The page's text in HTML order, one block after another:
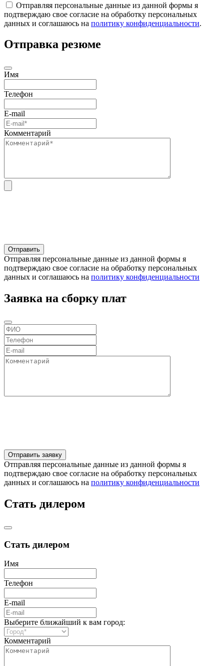
Отправляя персональные данные из данной формы я
подтверждаю свое согласие на обработку персональных
данных и соглашаюсь на политику конфиденциальности.
Отправка резюме
Имя
Телефон
E-mail
Комментарий
Отправляя персональные данные из данной формы я
подтверждаю свое согласие на обработку персональных
данных и соглашаюсь на политику конфиденциальности
Заявка на сборку плат
Отправляя персональные данные из данной формы я
подтверждаю свое согласие на обработку персональных
данных и соглашаюсь на политику конфиденциальности
Стать дилером
Стать дилером
Имя
Телефон
E-mail
Выберите ближайший к вам город:
Комментарий